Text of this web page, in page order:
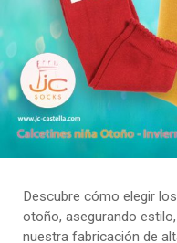
Descubre cómo elegir
otoño, asegurando
nuestra fabricación de